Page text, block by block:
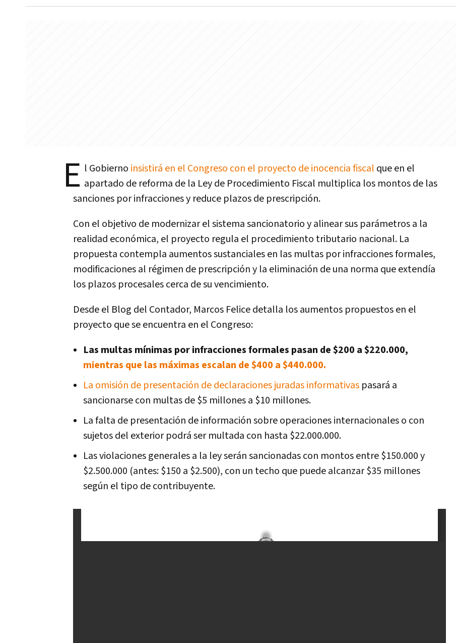
E l Gobierno insistirá en el Congreso con el proyecto de inocencia fiscal que en el
apartado de reforma de la Ley de Procedimiento Fiscal multiplica los montos de las
sanciones por infracciones y reduce plazos de prescripción.
Con el objetivo de modernizar el sistema sancionatorio y alinear sus parámetros a la
realidad económica, el proyecto regula el procedimiento tributario nacional. La
propuesta contempla aumentos sustanciales en las multas por infracciones formales,
modificaciones al régimen de prescripción y la eliminación de una norma que extendía
los plazos procesales cerca de su vencimiento.
Desde el Blog del Contador, Marcos Felice detalla los aumentos propuestos en el
proyecto que se encuentra en el Congreso:
Las multas mínimas por infracciones formales pasan de $200 a $220.000,
mientras que las máximas escalan de $400 a $440.000.
La omisión de presentación de declaraciones juradas informativas pasará a
sancionarse con multas de $5 millones a $10 millones.
La falta de presentación de información sobre operaciones internacionales o con
sujetos del exterior podrá ser multada con hasta $22.000.000.
Las violaciones generales a la ley serán sancionadas con montos entre $150.000 y
$2.500.000 (antes: $150 a $2.500), con un techo que puede alcanzar $35 millones
según el tipo de contribuyente.